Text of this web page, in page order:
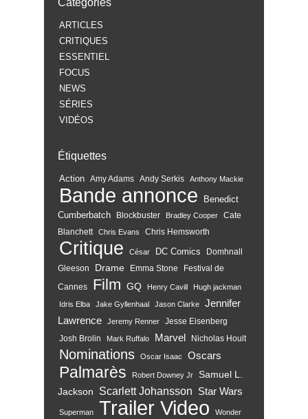
Catégories
ARTICLES
CRITIQUES
ESSENTIEL
FOCUS
NEWS
SÉRIES
VIDÉOS
Étiquettes
Action Amy Adams Andy Serkis Anthony Mackie
Bande annonce
Benedict
Cumberbatch
Blockbuster Bradley Cooper
Cate
Blanchett
Chris Evans Chris Hemsworth
Critique César DC Comics
Domhnall
Gleeson
Drame Emma Stone
Festival de
Cannes
Film GQ Henry Cavill Hugh jackman
Idris Elba Jake Gyllenhaal Jason Clarke
Jennifer
Lawrence
Jeremy Renner
Jesse Eisenberg
Josh Brolin
Mark Ruffalo Marvel Nicholas Hoult
Nominations Oscar Isaac Oscars
Palmarès Robert Downey Jr
Samuel L.
Jackson
Scarlett Johansson Star Wars
Superman Trailer Video Wonder